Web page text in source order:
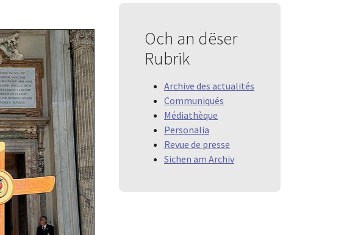
Och an dëser
Rubrik
Archive des actualités
Communiqués
Médiathèque
Personalia
Revue de presse
Sichen am Archiv